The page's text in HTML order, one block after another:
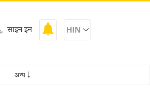
साइन इन HIN
अन्य ￬